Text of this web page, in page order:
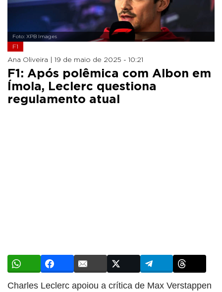
Foto: XPB Images
F1
Ana Oliveira | 19 de maio de 2025 - 10:21
F1: Após polêmica com Albon em
Ímola, Leclerc questiona
regulamento atual
Charles Leclerc apoiou a crítica de Max Verstappen